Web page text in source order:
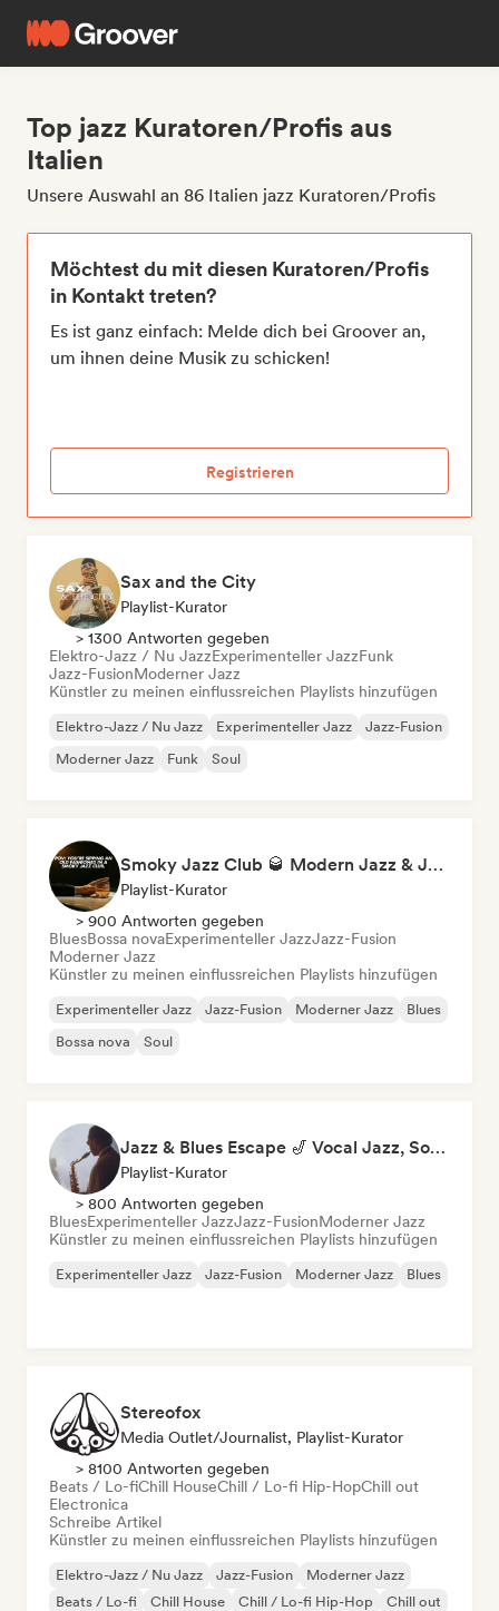
Top jazz Kuratoren/Profis aus
Italien
Unsere Auswahl an 86 Italien jazz Kuratoren/Profis
Möchtest du mit diesen Kuratoren/Profis
in Kontakt treten?
Es ist ganz einfach: Melde dich bei Groover an,
um ihnen deine Musik zu schicken!
Registrieren
Sax and the City
Playlist-Kurator
> 1300 Antworten gegeben
Elektro-Jazz / Nu JazzExperimenteller JazzFunk
Jazz-FusionModerner Jazz
Künstler zu meinen einflussreichen Playlists hinzufügen
Elektro-Jazz / Nu Jazz Experimenteller Jazz
Jazz-Fusion
Moderner Jazz
Funk Soul
Smoky Jazz Club 🥃 Modern Jazz & Jazz Fusion to Sip an Old Fashioned to
Playlist-Kurator
> 900 Antworten gegeben
BluesBossa novaExperimenteller JazzJazz-Fusion
Moderner Jazz
Künstler zu meinen einflussreichen Playlists hinzufügen
Experimenteller Jazz Jazz-Fusion Moderner Jazz
Blues
Bossa nova
Soul
Jazz & Blues Escape 🎷 Vocal Jazz, Soul Blues & Classic Standards
Playlist-Kurator
> 800 Antworten gegeben
BluesExperimenteller JazzJazz-FusionModerner Jazz
Künstler zu meinen einflussreichen Playlists hinzufügen
Experimenteller Jazz Jazz-Fusion Moderner Jazz Blues
Stereofox
Media Outlet/Journalist, Playlist-Kurator
> 8100 Antworten gegeben
Beats / Lo-fiChill HouseChill / Lo-fi Hip-HopChill out
Electronica
Schreibe Artikel
Künstler zu meinen einflussreichen Playlists hinzufügen
Elektro-Jazz / Nu Jazz Jazz-Fusion
Moderner Jazz
Beats / Lo-fi
Chill House Chill / Lo-fi Hip-Hop
Chill out